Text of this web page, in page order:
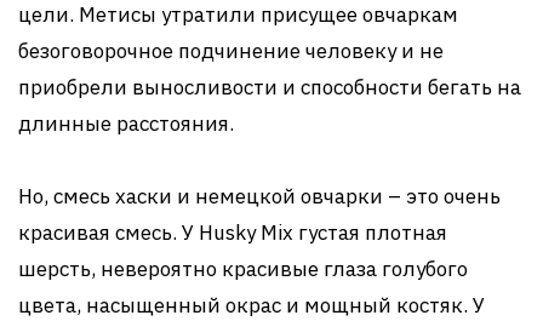
цели. Метисы утратили присущее овчаркам
безоговорочное подчинение человеку и не
приобрели выносливости и способности бегать на
длинные расстояния.
Но, смесь хаски и немецкой овчарки – это очень
красивая смесь. У Husky Mix густая плотная
шерсть, невероятно красивые глаза голубого
цвета, насыщенный окрас и мощный костяк. У